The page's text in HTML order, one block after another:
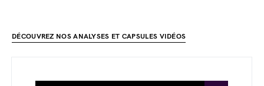
DÉCOUVREZ NOS ANALYSES ET CAPSULES VIDÉOS